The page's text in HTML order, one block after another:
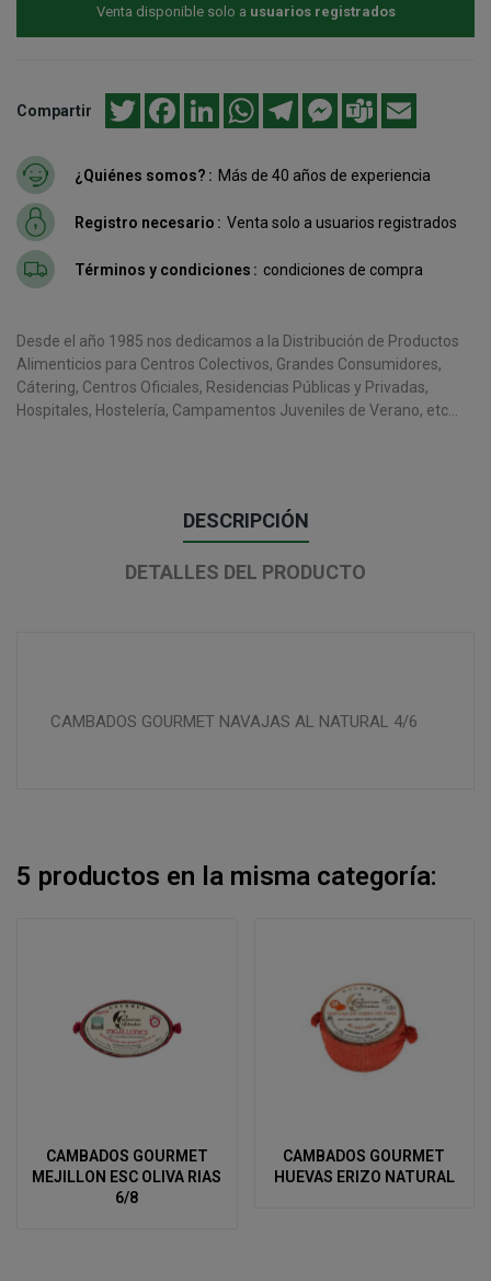
Venta disponible solo a usuarios registrados
Compartir Twitter FacebookLinkedInWhatsAppTelegramMessenger
Teams
¿Quiénes somos? Más de 40 años de experiencia
Registro necesario Venta solo a usuarios registrados
Términos y condiciones condiciones de compra
Desde el año 1985 nos dedicamos a la Distribución de Productos
Alimenticios para Centros Colectivos, Grandes Consumidores,
Cátering, Centros Oficiales, Residencias Públicas y Privadas,
Hospitales, Hostelería, Campamentos Juveniles de Verano, etc...
DESCRIPCIÓN
DETALLES DEL PRODUCTO
CAMBADOS GOURMET NAVAJAS AL NATURAL 4/6
5 productos en la misma categoría:
CAMBADOS GOURMET
MEJILLON ESC OLIVA RIAS
6/8
CAMBADOS GOURMET
HUEVAS ERIZO NATURAL